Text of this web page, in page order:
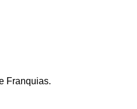
Franquias.